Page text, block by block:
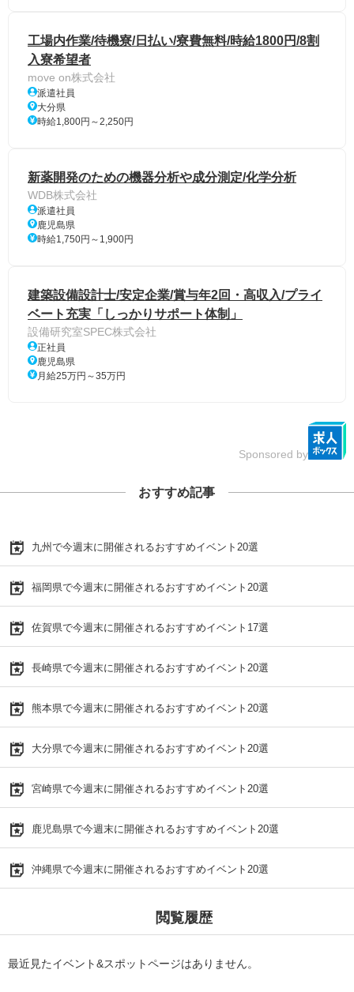
工場内作業/待機寮/日払い/寮費無料/時給1800円/8割
入寮希望者
move on株式会社
派遣社員
大分県
時給1,800円～2,250円
新薬開発のための機器分析や成分測定/化学分析
WDB株式会社
派遣社員
鹿児島県
時給1,750円～1,900円
建築設備設計士/安定企業/賞与年2回・高収入/プライ
ベート充実「しっかりサポート体制」
設備研究室SPEC株式会社
正社員
鹿児島県
月給25万円～35万円
Sponsored by
おすすめ記事
九州で今週末に開催されるおすすめイベント20選
福岡県で今週末に開催されるおすすめイベント20選
佐賀県で今週末に開催されるおすすめイベント17選
長崎県で今週末に開催されるおすすめイベント20選
熊本県で今週末に開催されるおすすめイベント20選
大分県で今週末に開催されるおすすめイベント20選
宮崎県で今週末に開催されるおすすめイベント20選
鹿児島県で今週末に開催されるおすすめイベント20選
沖縄県で今週末に開催されるおすすめイベント20選
閲覧履歴
最近見たイベント&スポットページはありません。